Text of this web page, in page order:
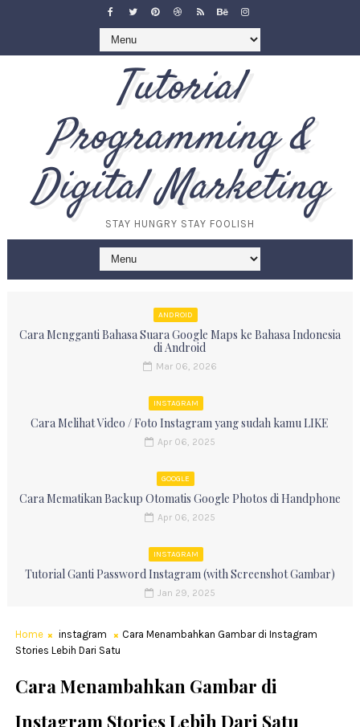
Tutorial
Programming &
Digital Marketing
STAY HUNGRY STAY FOOLISH
ANDROID
Cara Mengganti Bahasa Suara Google Maps ke Bahasa Indonesia
di Android
Mar 06, 2026
INSTAGRAM
Cara Melihat Video / Foto Instagram yang sudah kamu LIKE
Apr 06, 2025
GOOGLE
Cara Mematikan Backup Otomatis Google Photos di Handphone
Apr 06, 2025
INSTAGRAM
Tutorial Ganti Password Instagram (with Screenshot Gambar)
Jan 29, 2025
Home instagram
Cara Menambahkan Gambar di Instagram
Stories Lebih Dari Satu
Cara Menambahkan Gambar di
Instagram Stories Lebih Dari Satu